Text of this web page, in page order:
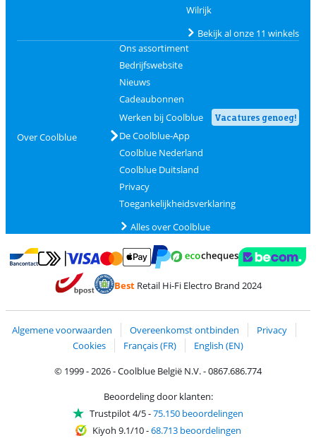
Wilrijk
Bekijk al onze 11 winkels
Over Coolblue
Ons assortiment
Bedrijfswebsite
Nieuws
Cadeaubonnen
Werken bij Coolblue
Vacatures genoeg!
De Coolblue-App
Coolblue Nederland
Coolblue Duitsland
Privacy
Toegankelijkheidsverklaring
Alles over Coolblue
Betalen met Bancontact
Betalen met MasterCard en Visa via ClickToPay
BestRetail Hi-Fi Electro Brand 2024
Algemene voorwaarden Overeenkomst ontbinden
Privacy
Cookies
Français (FR)
English (EN)
© 1999 - 2026 - Coolblue België N.V. - 0867.686.774
Beoordeling door klanten:
Trustpilot 4/5-75.150 beoordelingen
Kiyoh 9.1/10-68.713 beoordelingen